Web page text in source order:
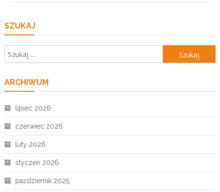
SZUKAJ
ARCHIWUM
lipiec 2026
czerwiec 2026
luty 2026
styczeń 2026
październik 2025